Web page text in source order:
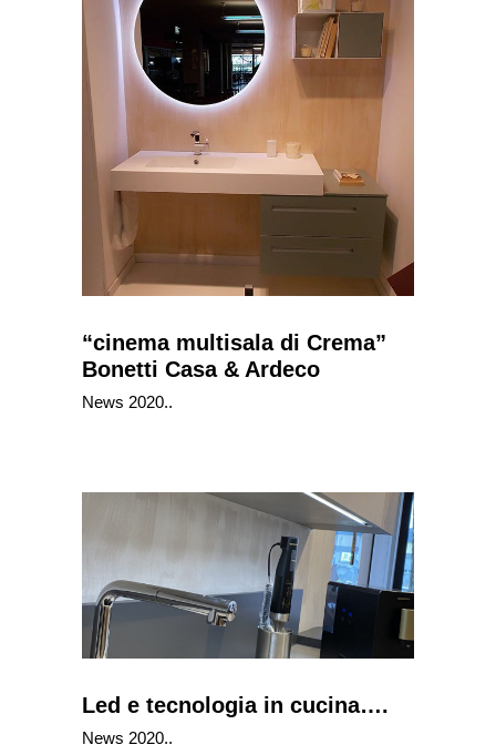
“cinema multisala di Crema”
Bonetti Casa & Ardeco
News 2020..
Led e tecnologia in cucina….
News 2020..